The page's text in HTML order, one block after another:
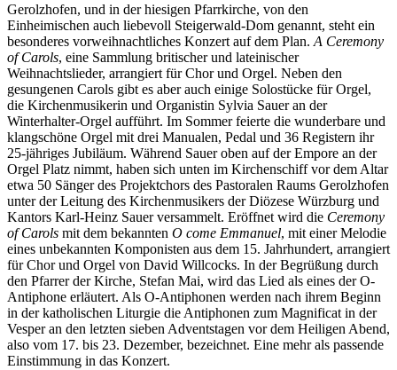
Gerolzhofen, und in der hiesigen Pfarrkirche, von den
Einheimischen auch liebevoll Steigerwald-Dom genannt, steht ein
besonderes vorweihnachtliches Konzert auf dem Plan. A Ceremony
of Carols, eine Sammlung britischer und lateinischer
Weihnachtslieder, arrangiert für Chor und Orgel. Neben den
gesungenen Carols gibt es aber auch einige Solostücke für Orgel,
die Kirchenmusikerin und Organistin Sylvia Sauer an der
Winterhalter-Orgel aufführt. Im Sommer feierte die wunderbare und
klangschöne Orgel mit drei Manualen, Pedal und 36 Registern ihr
25-jähriges Jubiläum. Während Sauer oben auf der Empore an der
Orgel Platz nimmt, haben sich unten im Kirchenschiff vor dem Altar
etwa 50 Sänger des Projektchors des Pastoralen Raums Gerolzhofen
unter der Leitung des Kirchenmusikers der Diözese Würzburg und
Kantors Karl-Heinz Sauer versammelt. Eröffnet wird die Ceremony
of Carols mit dem bekannten O come Emmanuel, mit einer Melodie
eines unbekannten Komponisten aus dem 15. Jahrhundert, arrangiert
für Chor und Orgel von David Willcocks. In der Begrüßung durch
den Pfarrer der Kirche, Stefan Mai, wird das Lied als eines der O-
Antiphone erläutert. Als O-Antiphonen werden nach ihrem Beginn
in der katholischen Liturgie die Antiphonen zum Magnificat in der
Vesper an den letzten sieben Adventstagen vor dem Heiligen Abend,
also vom 17. bis 23. Dezember, bezeichnet. Eine mehr als passende
Einstimmung in das Konzert.